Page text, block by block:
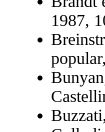
1987,